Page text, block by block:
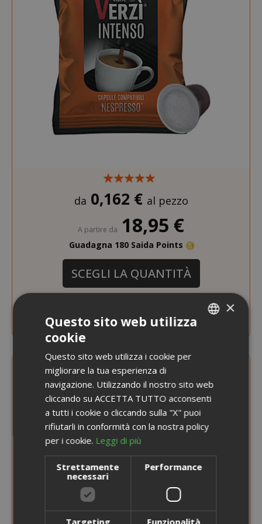
da 0,162 € al pezzo
A partire da 18,95 €
Guadagna 180 Saida Points
SCEGLI LA QUANTITÀ
Nespresso, miscela Intenso
×
Questo sito web utilizza
cookie
Questo sito web utilizza i cookie per
migliorare la tua esperienza di
navigazione. Utilizzando il nostro sito web
cliccando su ACCETTA TUTTO acconsenti
a tutti i cookie o cliccando sulla "X" puoi
rifiutarli in conformità con la nostra policy
per i cookie. Leggi di più
Strettamente
necessari
Performance
Targeting Funzionalità